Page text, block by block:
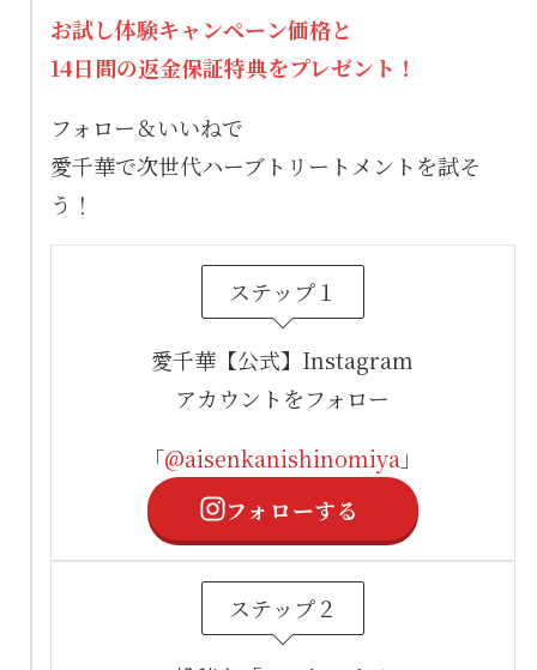
お試し体験キャンペーン価格と
14日間の返金保証特典をプレゼント！
フォロー＆いいねで
愛千華で次世代ハーブトリートメントを試そ
う！
ステップ１
愛千華【公式】Instagram
アカウントをフォロー
「@aisenkanishinomiya 」
フォローする
ステップ２